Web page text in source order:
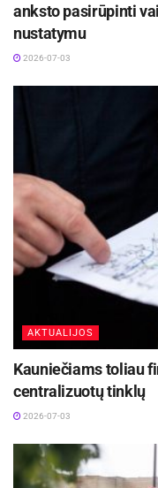
anksto pasirūpinti
nustatymu
2026-07-03
AKTUALIJOS
Kauniečiams toliau
centralizuotų tinklų
2026-07-03